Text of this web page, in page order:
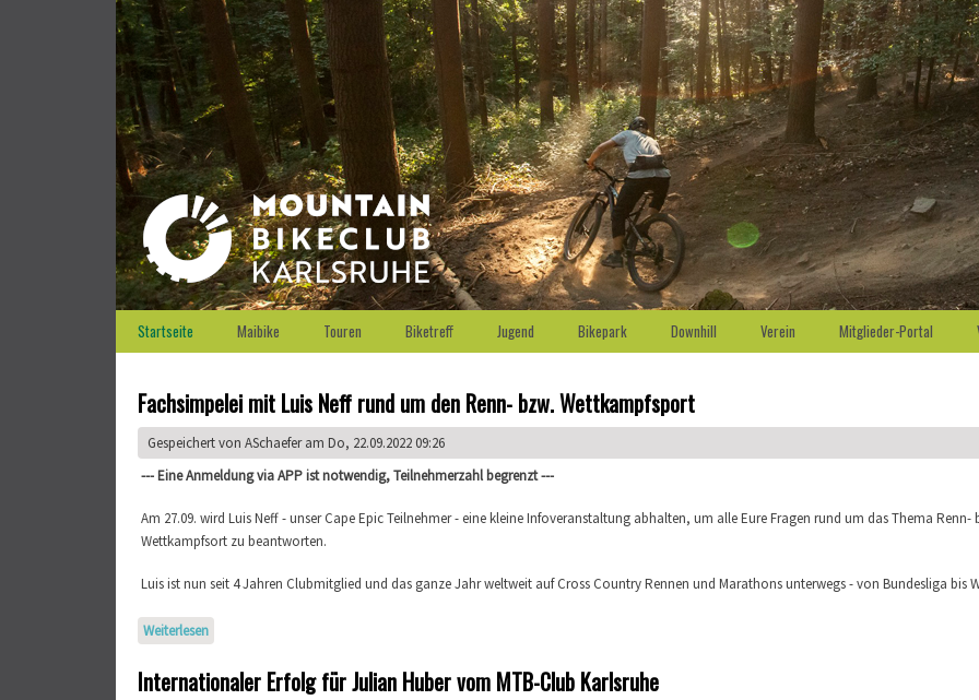
Startseite Maibike Touren Biketreff Jugend Bikepark Downhill Verein Mitglieder-Portal
Fachsimpelei mit Luis Neff rund um den Renn- bzw. Wettkampfsport
Gespeichert von ASchaeferam Do, 22.09.2022 09:26
--- Eine Anmeldung via APP ist notwendig, Teilnehmerzahl begrenzt ---
Am 27.09. wird Luis Neff - unser Cape Epic Teilnehmer - eine kleine Infoveranstaltung abhalten, um alle Eure Fragen rund um das Thema Renn-
Wettkampfsort zu beantworten.
Luis ist nun seit 4 Jahren Clubmitglied und das ganze Jahr weltweit auf Cross Country Rennen und Marathons unterwegs - von Bundesliga bis
Weiterlesen
Internationaler Erfolg für Julian Huber vom MTB-Club Karlsruhe